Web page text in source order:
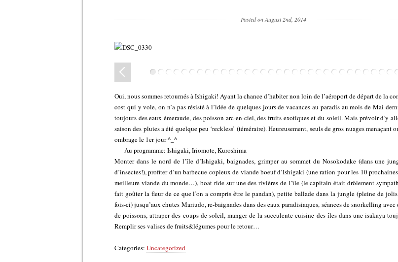
Posted on August 2nd, 2014
Oui, nous sommes retournés à Ishigaki! Ayant la chance d’habiter non loin de l’aéroport de départ de la
cost qui y vole, on n’a pas résisté à l’idée de quelques jours de vacances au paradis au mois de Mai
toujours des eaux émeraude, des poisson arc-en-ciel, des fruits exotiques et du soleil. Mais prévoir d’y
saison des pluies a été quelque peu ‘reckless’ (téméraire). Heureusement, seuls de gros nuages menaçant
ombrage le 1er jour ^_^
Au programme: Ishigaki, Iriomote, Kuroshima
Monter dans le nord de l’île d’Ishigaki, baignades, grimper au sommet du Nosokodake (dans une
d’insectes!), profiter d’un barbecue copieux de viande boeuf d’Ishigaki (une ration pour les 10
meilleure viande du monde…), boat ride sur une des rivières de l’île (le capitain était drôlement
fait goûter la fleur de ce que l’on a compris être le pandan), petite ballade dans la jungle (pleine de
fois-ci) jusqu’aux chutes Mariudo, re-baignades dans des eaux paradisiaques, séances de snorkelling avec
de poissons, attraper des coups de soleil, manger de la succulente cuisine des îles dans une isakaya
Remplir ses valises de fruits&légumes pour le retour…
Categories: Uncategorized